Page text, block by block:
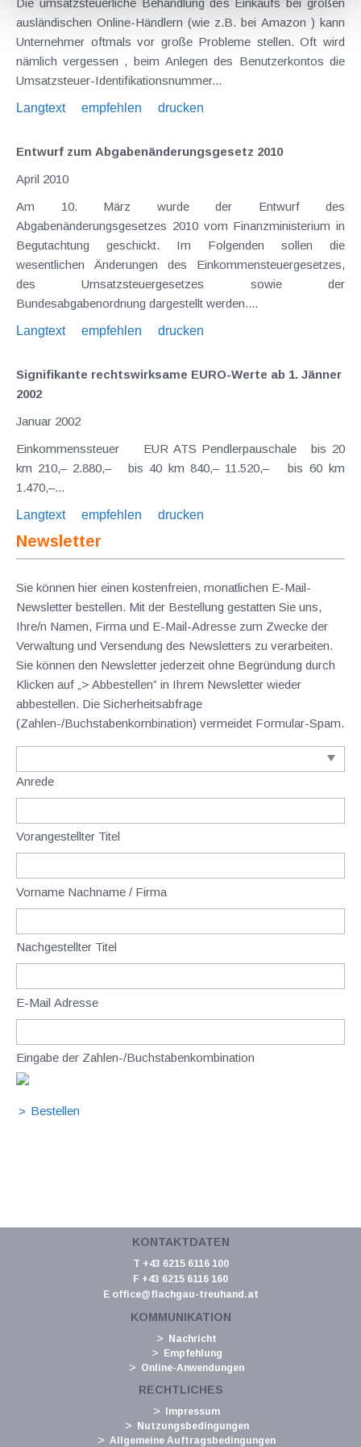
ausländischen Online-Händlern (wie z.B. bei Amazon ) kann
Unternehmer oftmals vor große Probleme stellen. Oft wird
nämlich vergessen , beim Anlegen des Benutzerkontos die
Umsatzsteuer-Identifikationsnummer...
Langtext
empfehlen drucken
Entwurf zum Abgabenänderungsgesetz 2010
April 2010
Am 10. März wurde der Entwurf des
Abgabenänderungsgesetzes 2010 vom Finanzministerium in
Begutachtung geschickt. Im Folgenden sollen die
wesentlichen Änderungen des Einkommensteuergesetzes,
des Umsatzsteuergesetzes sowie der
Bundesabgabenordnung dargestellt werden....
Langtext
empfehlen drucken
Signifikante rechtswirksame EURO-Werte ab 1. Jänner
2002
Januar 2002
Einkommenssteuer EUR ATS Pendlerpauschale bis 20
km 210,– 2.880,– bis 40 km 840,– 11.520,– bis 60 km
1.470,–...
Langtext
empfehlen drucken
Newsletter
Sie können hier einen kostenfreien, monatlichen E-Mail-
Newsletter bestellen. Mit der Bestellung gestatten Sie uns,
Ihre/n Namen, Firma und E-Mail-Adresse zum Zwecke der
Verwaltung und Versendung des Newsletters zu verarbeiten.
Sie können den Newsletter jederzeit ohne Begründung durch
Klicken auf „> Abbestellen” in Ihrem Newsletter wieder
abbestellen. Die Sicherheitsabfrage
(Zahlen-/Buchstabenkombination) vermeidet Formular-Spam.
Anrede
Vorangestellter Titel
Vorname Nachname / Firma
Nachgestellter Titel
E-Mail Adresse
Eingabe der Zahlen-/Buchstabenkombination
KONTAKTDATEN
T +43 6215 6116 100
F +43 6215 6116 160
E office@flachgau-treuhand.at
KOMMUNIKATION
Nachricht
Empfehlung
Online-Anwendungen
RECHTLICHES
Impressum
Nutzungsbedingungen
Allgemeine Auftragsbedingungen